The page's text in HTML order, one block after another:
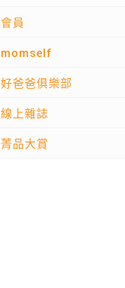
會員
momself
好爸爸俱樂部
線上雜誌
菁品大賞